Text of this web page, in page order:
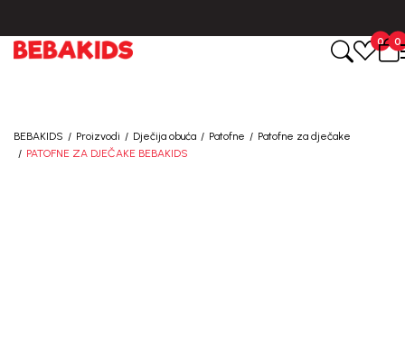
0
0
BEBAKIDS Proizvodi Dječija obuća Patofne
Patofne za dječake
PATOFNE ZA DJEČAKE BEBAKIDS